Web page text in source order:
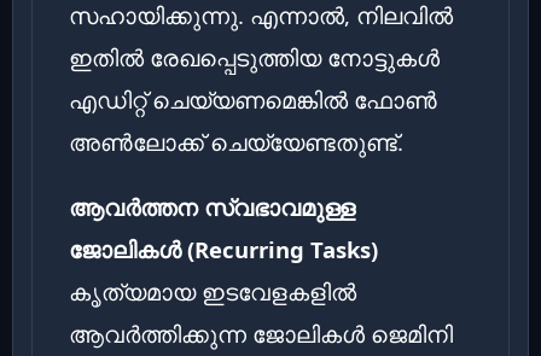
സഹായിക്കുന്നു. എന്നാൽ, നിലവിൽ
ഇതിൽ രേഖപ്പെടുത്തിയ നോട്ടുകൾ
എഡിറ്റ് ചെയ്യണമെങ്കിൽ ഫോൺ
അൺലോക്ക് ചെയ്യേണ്ടതുണ്ട്.
ആവർത്തന സ്വഭാവമുള്ള
ജോലികൾ (Recurring Tasks)
കൃത്യമായ ഇടവേളകളിൽ
ആവർത്തിക്കുന്ന ജോലികൾ ജെമിനി